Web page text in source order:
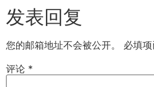
发表回复
您的邮箱地址不会被公开。 必填
评论 *